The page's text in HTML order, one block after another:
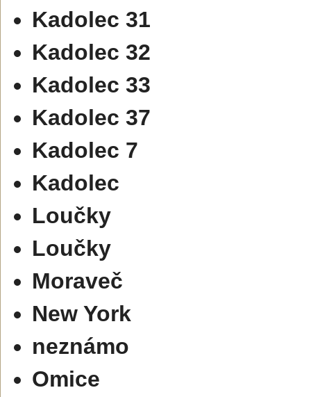
Kadolec 31
Kadolec 32
Kadolec 33
Kadolec 37
Kadolec 7
Kadolec
Loučky
Loučky
Moraveč
New York
neznámo
Omice